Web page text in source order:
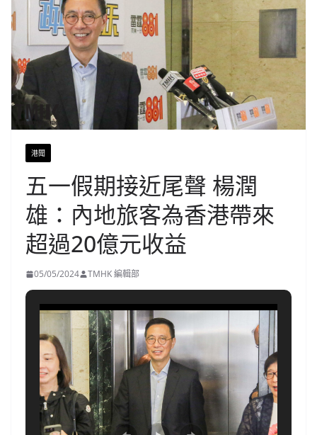
港聞
五一假期接近尾聲 楊潤
雄：內地旅客為香港帶來
超過20億元收益
05/05/2024 TMHK 編輯部